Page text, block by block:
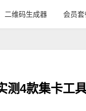
二维码生成器 会员套
测4款集卡工